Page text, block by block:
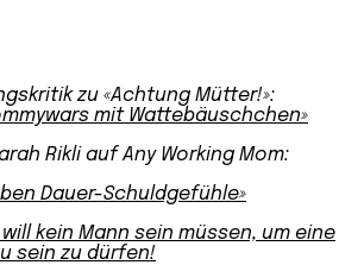
zu «Achtung Mütter!»:
mit Wattebäuschchen»
Rikli auf Any Working Mom:
Dauer-Schuldgefühle»
kein Mann sein müssen, um eine
sein zu dürfen!